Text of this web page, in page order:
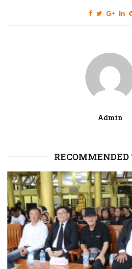
Admin
RECOMMENDED